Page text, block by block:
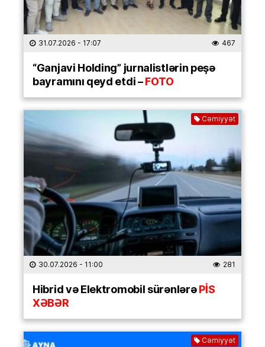
31.07.2026 - 17:07 467
“Ganjavi Holding” jurnalistlərin peşə
bayramını qeyd etdi –FOTO
Cəmiyyət
30.07.2026 - 11:00 281
Hibrid və Elektromobil sürənlərəPİS
XƏBƏR
Cəmiyyət